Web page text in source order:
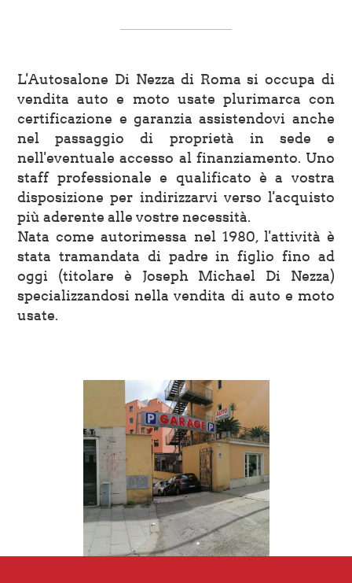
L'Autosalone Di Nezza di Roma si occupa di
vendita auto e moto usate plurimarca con
certificazione e garanzia assistendovi anche
nel passaggio di proprietà in sede e
nell'eventuale accesso al finanziamento. Uno
staff professionale e qualificato è a vostra
disposizione per indirizzarvi verso l'acquisto
più aderente alle vostre necessità.
Nata come autorimessa nel 1980, l'attività è
stata tramandata di padre in figlio fino ad
oggi (titolare è Joseph Michael Di Nezza)
specializzandosi nella vendita di auto e moto
usate.